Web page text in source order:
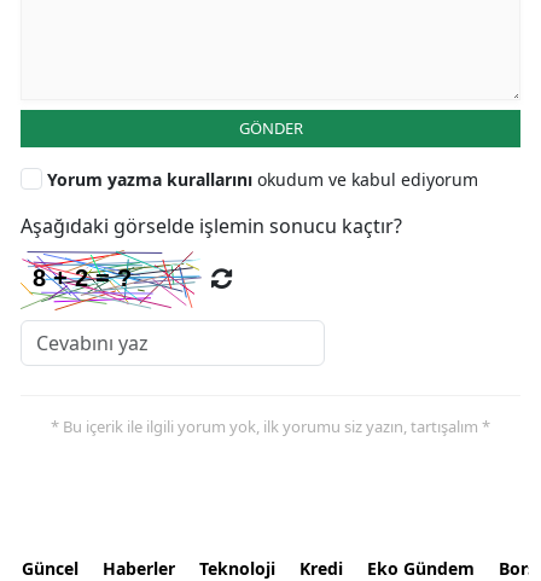
GÖNDER
Yorum yazma kurallarını okudum ve kabul ediyorum
Aşağıdaki görselde işlemin sonucu kaçtır?
* Bu içerik ile ilgili yorum yok, ilk yorumu siz yazın, tartışalım *
Güncel Haberler Teknoloji Kredi Eko Gündem